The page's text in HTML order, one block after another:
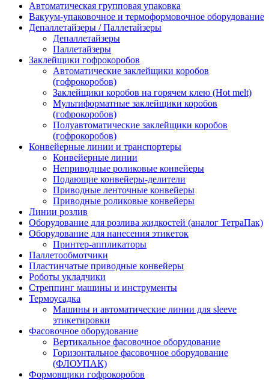
Автоматическая групповая упаковка
Вакуум-упаковочное и термоформовочное оборудование
Депаллетайзеры / Паллетайзеры
Депаллетайзеры
Паллетайзеры
Заклейщики гофрокоробов
Автоматические заклейщики коробов
(гофрокоробов)
Заклейщики коробов на горячем клею (Hot melt)
Мультиформатные заклейщики коробов
(гофрокоробов)
Полуавтоматические заклейщики коробов
(гофрокоробов)
Конвейерные линии и транспортеры
Конвейерные линии
Неприводные роликовые конвейеры
Подающие конвейеры-делители
Приводные ленточные конвейеры
Приводные роликовые конвейеры
Линии розлив
Оборудование для розлива жидкостей (аналог ТетраПак)
Оборудование для нанесения этикеток
Принтер-аппликаторы
Паллетообмотчики
Пластинчатые приводные конвейеры
Роботы укладчики
Стреппинг машины и инструменты
Термоусадка
Машины и автоматические линии для sleeve
этикетировки
Фасовочное оборудование
Вертикальное фасовочное оборудование
Горизонтальное фасовочное оборудование
(ФЛОУПАК)
Формовщики гофрокоробов